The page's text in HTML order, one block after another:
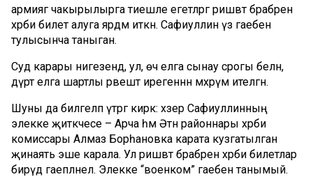
армиягә чакырылырга тиешле егетләргә ришвәт бәрабәренә
хәрби билет алуга ярдәм иткән. Сафиуллин үз гаебен
тулысынча таныган.
Суд карары нигезендә, ул, өч елга сынау срогы белән,
дүрт елга шартлы рәвештә ирегеннән мәхрүм ителгән.
Шуны да билгеләп үтәргә кирәк: хәзер Сафиуллинның
элекке җитәкчесе – Арча һәм Әтнә районнары хәрби
комиссары Алмаз Борһановка карата кузгатылган
җинаять эше карала. Ул ришвәт бәрабәренә хәрби билетлар
бирүдә гаепләнелә. Элекке “военком” гаебен танымый.